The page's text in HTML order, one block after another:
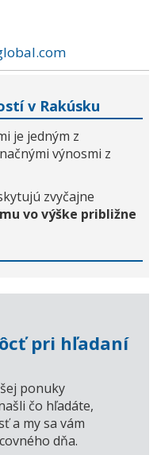
v Rakúsku
je jedným z
výnosmi z
zvyčajne
vo výške približne
pri hľadaní
ponuky
čo hľadáte,
a my sa vám
dňa.